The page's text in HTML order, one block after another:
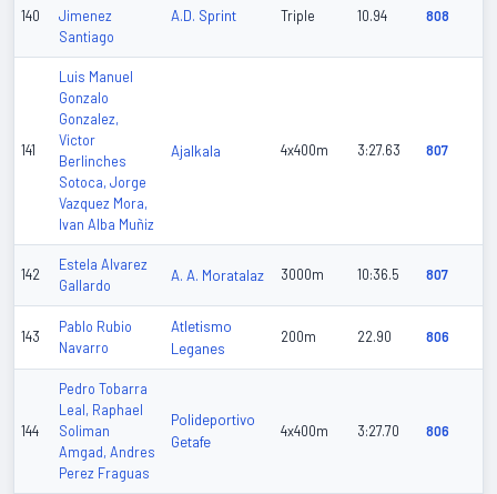
140
Jimenez
Santiago
A.D. Sprint Triple 10.94 808
141
Luis Manuel
Gonzalo
Gonzalez,
Victor
Berlinches
Sotoca, Jorge
Vazquez Mora,
Ivan Alba Muñiz
Ajalkala 4x400m 3:27.63 807
142
Estela Alvarez
Gallardo
A. A. Moratalaz 3000m 10:36.5 807
143
Pablo Rubio
Navarro
Atletismo
Leganes
200m 22.90 806
144
Pedro Tobarra
Leal, Raphael
Soliman
Amgad, Andres
Perez Fraguas
Polideportivo
Getafe
4x400m 3:27.70 806